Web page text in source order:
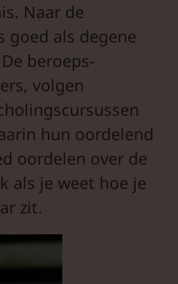
Naar de
goed als degene
beroeps-
volgen
hun oordelend
oordelen over de
als je weet hoe je
zit.